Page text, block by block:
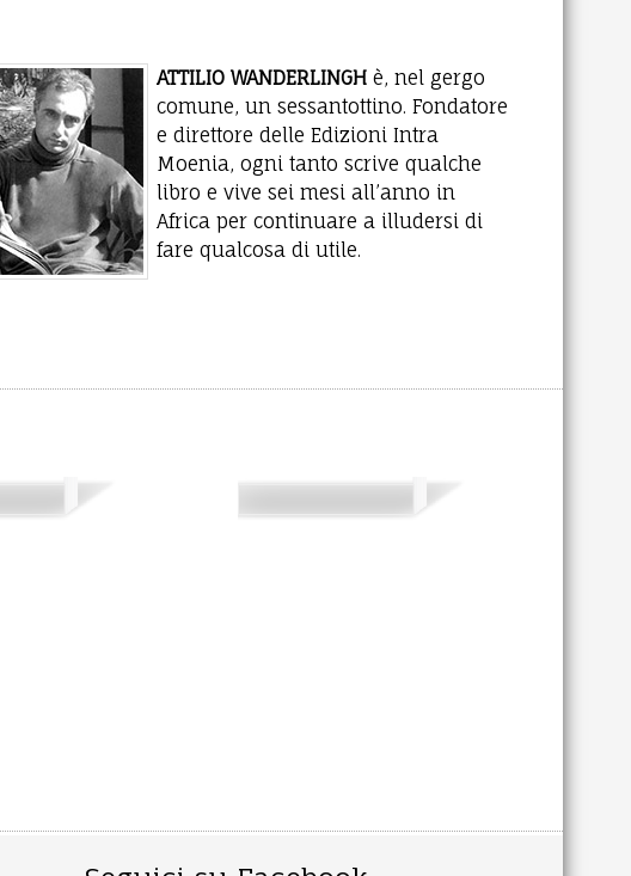
ATTILIO WANDERLINGH è, nel gergo
comune, un sessantottino. Fondatore
e direttore delle Edizioni Intra
Moenia, ogni tanto scrive qualche
libro e vive sei mesi all’anno in
Africa per continuare a illudersi di
fare qualcosa di utile.